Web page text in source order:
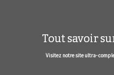
Tout savoir
Visitez notre site ultra-